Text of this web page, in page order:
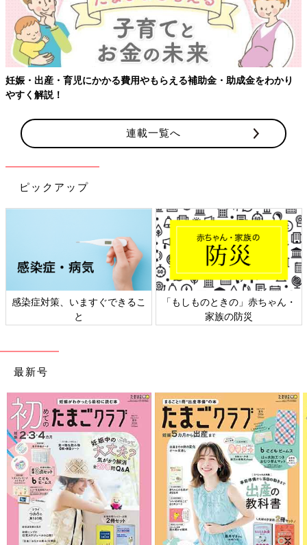
連載一覧へ
ピックアップ
日本外来小児科学会リーフレッ
ト検討会
六星占術 細木かおりさんの人生
相談
最新号